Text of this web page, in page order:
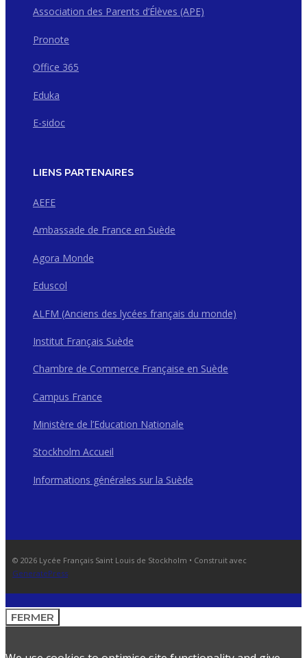
Association des Parents d’Élèves (APE)
Pronote
Office 365
Eduka
E-sidoc
LIENS PARTENAIRES
AEFE
Ambassade de France en Suède
Agora Monde
Eduscol
ALFM (Anciens des lycées français du monde)
Institut Français Suède
Chambre de Commerce Française en Suède
Campus France
Ministère de l’Education Nationale
Stockholm Accueil
Informations générales sur la Suède
© 2026 Lycée Français Saint Louis de Stockholm • Construit avec
GeneratePress
FERMER